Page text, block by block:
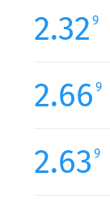
2.32 9
2.66 9
2.63 9